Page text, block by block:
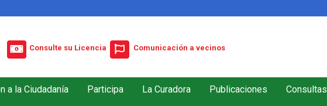
Consulte su Licencia Comunicación a vecinos
a la Ciudadanía Participa La Curadora Publicaciones Consultas